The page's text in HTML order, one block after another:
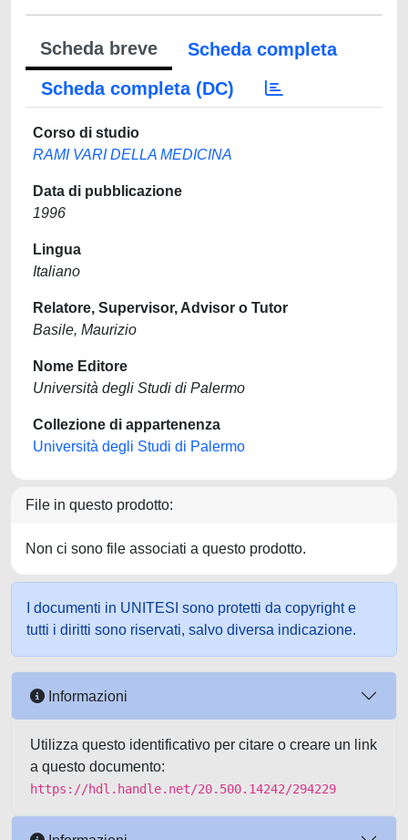
Scheda breve
Scheda completa
Scheda completa (DC)
Corso di studio
RAMI VARI DELLA MEDICINA
Data di pubblicazione
1996
Lingua
Italiano
Relatore, Supervisor, Advisor o Tutor
Basile, Maurizio
Nome Editore
Università degli Studi di Palermo
Collezione di appartenenza
Università degli Studi di Palermo
File in questo prodotto:
Non ci sono file associati a questo prodotto.
I documenti in UNITESI sono protetti da copyright e
tutti i diritti sono riservati, salvo diversa indicazione.
Informazioni
Utilizza questo identificativo per citare o creare un link
a questo documento:
https://hdl.handle.net/20.500.14242/294229